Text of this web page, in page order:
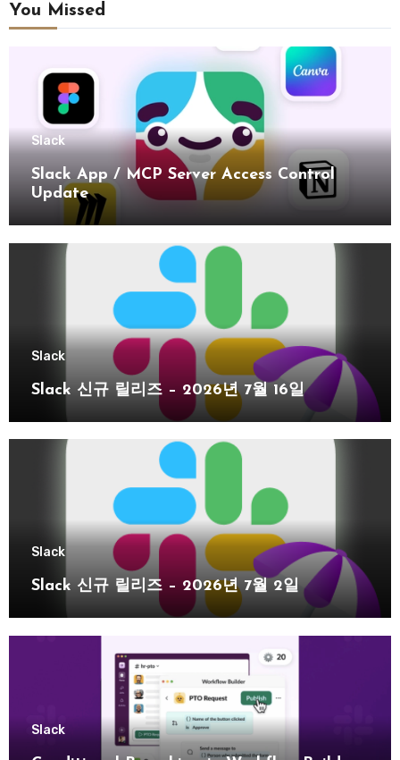
You Missed
Slack
Slack App / MCP Server Access Control
Update
Slack
Slack 신규 릴리즈 – 2026년 7월 16일
Slack
Slack 신규 릴리즈 – 2026년 7월 2일
Slack